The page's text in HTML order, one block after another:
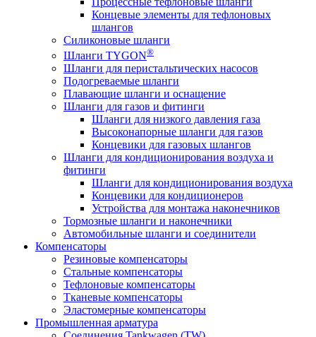
Концевые элементы для тефлоновых
шлангов
Силиконовые шланги
Шланги TYGON®
Шланги для перистальтических насосов
Подогреваемые шланги
Плавающие шланги и оснащение
Шланги для газов и фитинги
Шланги для низкого давления газа
Высоконапорные шланги для газов
Концевики для газовых шлангов
Шланги для кондиционирования воздуха и
фитинги
Шланги для кондиционирования воздуха
Концевики для кондиционеров
Устройства для монтажа наконечников
Тормозные шланги и наконечники
Автомобильные шланги и соединители
Компенсаторы
Резиновые компенсаторы
Стальные компенсаторы
Тефлоновые компенсаторы
Тканевые компенсаторы
Эластомерные компенсаторы
Промышленная арматура